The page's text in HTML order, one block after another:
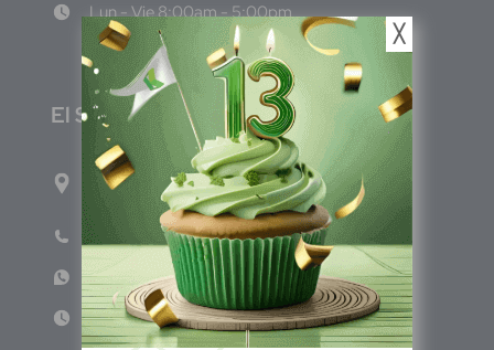
Lun - Vie 8:00am - 5:00pm
El Salvador
1ro Cll Pte, y 61 Av Nte, #3206, Local 9, San
Salvador Centro
Teléfono: +503 6986 1402
WhatsApp: +503 7687 3923
Lun - Vie 8:00am - 5:00pm
╳